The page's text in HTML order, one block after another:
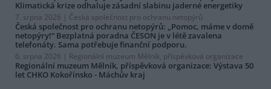
Klimatická krize odhaluje zásadní slabinu jaderné energetiky
7. srpna 2026 | Česká společnost pro ochranu netopýrů
Česká společnost pro ochranu netopýrů: „Pomoc, máme v domě
netopýry!“ Bezplatná poradna ČESON je v létě zavalena
telefonáty. Sama potřebuje finanční podporu.
6. srpna 2026 | Regionální muzeum Mělník, příspěvková organizace
Regionální muzeum Mělník, příspěvková organizace: Výstava 50
let CHKO Kokořínsko - Máchův kraj